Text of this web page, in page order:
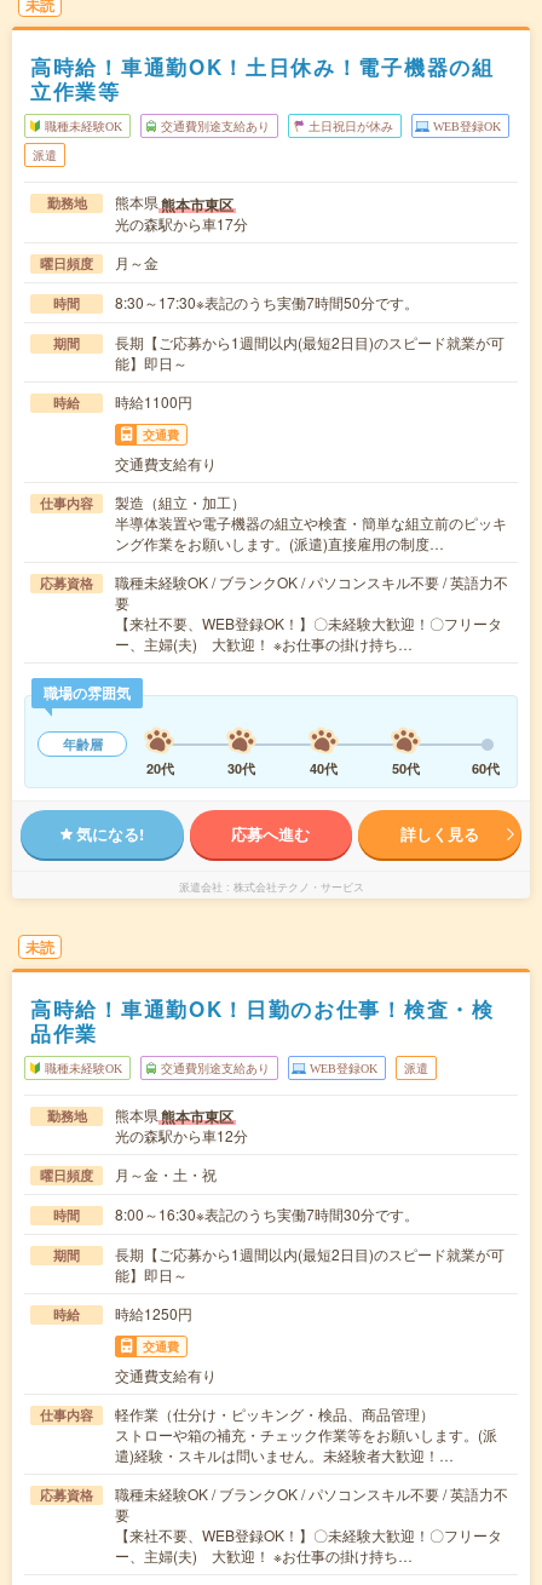
未読
高時給！車通勤OK！土日休み！電子機器の組
立作業等
職種未経験OK 交通費別途支給あり 土日祝日が休み WEB登録OK
派遣
勤務地 熊本県熊本市東区
光の森駅から車17分
曜日頻度 月～金
時間 8:30～17:30※表記のうち実働7時間50分です。
期間
長期【ご応募から1週間以内(最短2日目)のスピード就業が可
能】即日～
時給 時給1100円
交通費
交通費支給有り
仕事内容
製造（組立・加工）
半導体装置や電子機器の組立や検査・簡単な組立前のピッキ
ング作業をお願いします。(派遣)直接雇用の制度…
応募資格
職種未経験OK / ブランクOK / パソコンスキル不要 / 英語力不
要
【来社不要、WEB登録OK！】〇未経験大歓迎！〇フリータ
ー、主婦(夫) 大歓迎！ ※お仕事の掛け持ち…
職場の雰囲気
年齢層
20代
30代 40代 50代 60代
気になる! 応募へ進む 詳しく見る
派遣会社 株式会社テクノ・サービス
未読
高時給！車通勤OK！日勤のお仕事！検査・検
品作業
職種未経験OK 交通費別途支給あり WEB登録OK 派遣
勤務地 熊本県熊本市東区
光の森駅から車12分
曜日頻度 月～金・土・祝
時間 8:00～16:30※表記のうち実働7時間30分です。
期間
長期【ご応募から1週間以内(最短2日目)のスピード就業が可
能】即日～
時給 時給1250円
交通費
交通費支給有り
仕事内容
軽作業（仕分け・ピッキング・検品、商品管理）
ストローや箱の補充・チェック作業等をお願いします。(派
遣)経験・スキルは問いません。未経験者大歓迎！…
応募資格
職種未経験OK / ブランクOK / パソコンスキル不要 / 英語力不
要
【来社不要、WEB登録OK！】〇未経験大歓迎！〇フリータ
ー、主婦(夫) 大歓迎！ ※お仕事の掛け持ち…